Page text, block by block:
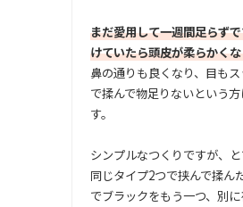
まだ愛用して一週間足らず
けていたら頭皮が柔らかく
鼻の通りも良くなり、目も
で揉んで物足りないという
す。
シンプルなつくりですが、と
同じタイプ2つで挟んで揉ん
でブラックをもう一つ、別